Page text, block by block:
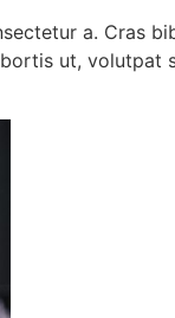
a. Cras
ut, volutpat